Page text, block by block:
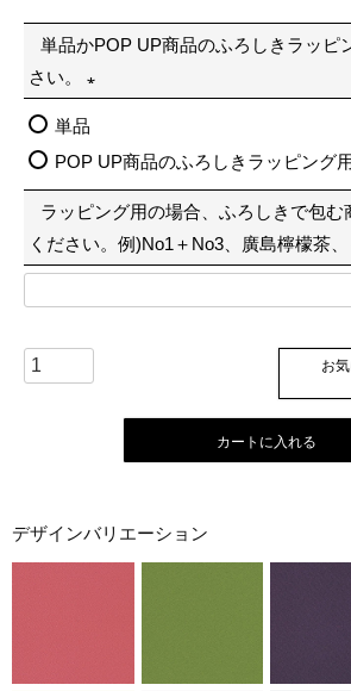
単品かPOP UP商品のふろしきラッピ
さい。
必
)
単品
POP UP商品のふろしきラッピング
ラッピング用の場合、ふろしきで包
ください。例)No1＋No3、廣島檸檬茶
お
カートに入れる
デザインバリエーション